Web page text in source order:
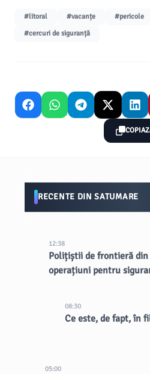
#litoral #vacanțe #pericole
#cercuri de siguranță
RECENTE DIN SATUMARE
12:38
Polițiștii de frontieră din
operațiuni pentru
08:30
Ce este, de fapt, în
05:00